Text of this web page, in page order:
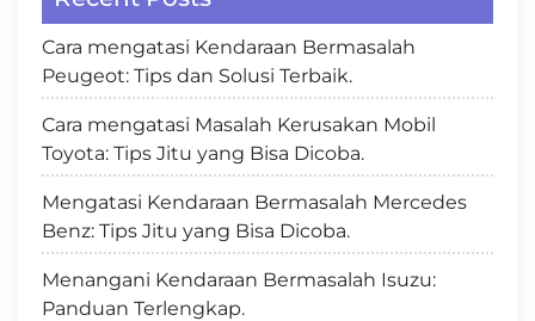
Cara mengatasi Kendaraan Bermasalah
Peugeot: Tips dan Solusi Terbaik.
Cara mengatasi Masalah Kerusakan Mobil
Toyota: Tips Jitu yang Bisa Dicoba.
Mengatasi Kendaraan Bermasalah Mercedes
Benz: Tips Jitu yang Bisa Dicoba.
Menangani Kendaraan Bermasalah Isuzu:
Panduan Terlengkap.